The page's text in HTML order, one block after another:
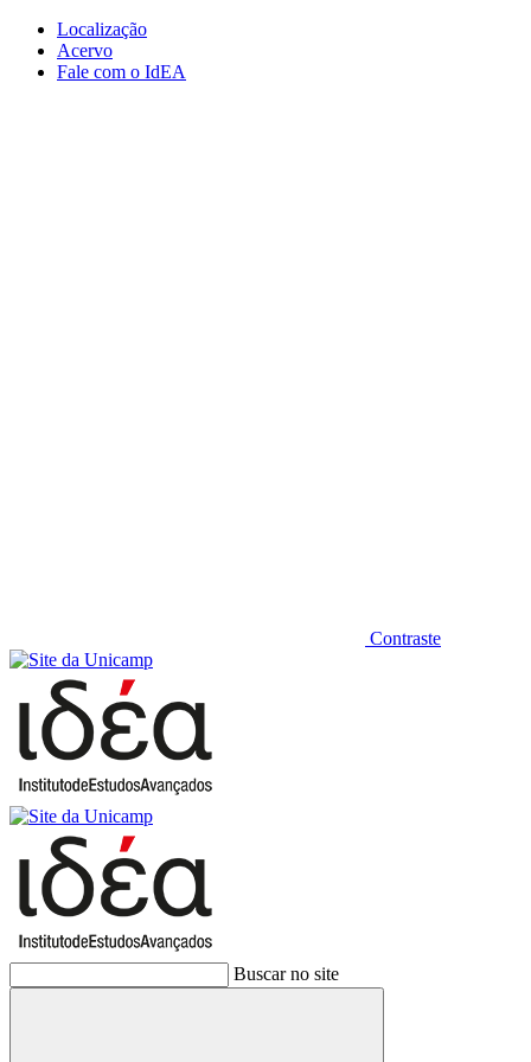
Conteúdo principal
Localização
Acervo
Fale com o IdEA
Contraste
Buscar no site